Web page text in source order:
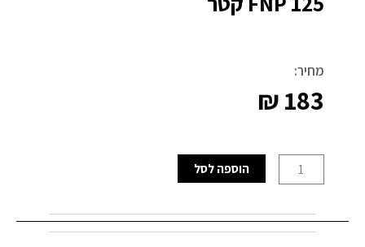
מחיר:
₪183
של
125
הוספה לסל